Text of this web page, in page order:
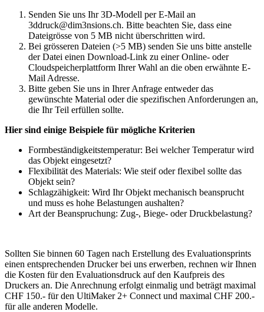
Senden Sie uns Ihr 3D-Modell per E-Mail an
3ddruck@dim3nsions.ch. Bitte beachten Sie, dass eine
Dateigrösse von 5 MB nicht überschritten wird.
Bei grösseren Dateien (>5 MB) senden Sie uns bitte anstelle
der Datei einen Download-Link zu einer Online- oder
Cloudspeicherplattform Ihrer Wahl an die oben erwähnte E-
Mail Adresse.
Bitte geben Sie uns in Ihrer Anfrage entweder das
gewünschte Material oder die spezifischen Anforderungen an,
die Ihr Teil erfüllen sollte.
Hier sind einige Beispiele für mögliche Kriterien
Formbeständigkeitstemperatur: Bei welcher Temperatur wird
das Objekt eingesetzt?
Flexibilität des Materials: Wie steif oder flexibel sollte das
Objekt sein?
Schlagzähigkeit: Wird Ihr Objekt mechanisch beansprucht
und muss es hohe Belastungen aushalten?
Art der Beanspruchung: Zug-, Biege- oder Druckbelastung?
Sollten Sie binnen 60 Tagen nach Erstellung des Evaluationsprints
einen entsprechenden Drucker bei uns erwerben, rechnen wir Ihnen
die Kosten für den Evaluationsdruck auf den Kaufpreis des
Druckers an. Die Anrechnung erfolgt einmalig und beträgt maximal
CHF 150.- für den UltiMaker 2+ Connect und maximal CHF 200.-
für alle anderen Modelle.